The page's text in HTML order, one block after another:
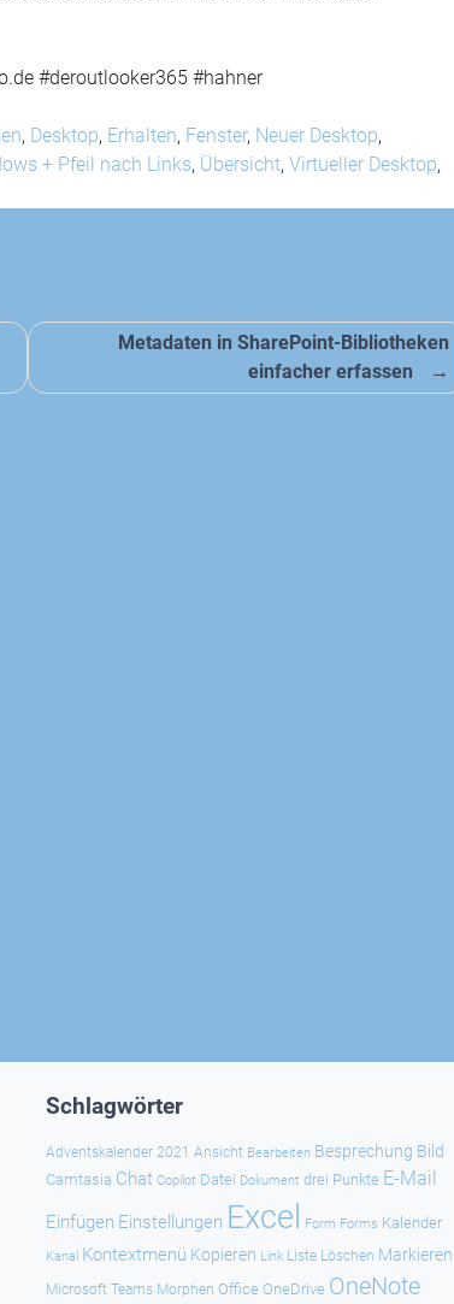
#deroutlooker365 #hahner
, Desktop, Erhalten, Fenster, Neuer Desktop,
+ Pfeil nach Links, Übersicht, Virtueller Desktop,
Metadaten in SharePoint-Bibliotheken
einfacher erfassen
Schlagwörter
Adventskalender 2021 Ansicht Bearbeiten Besprechung Bild
Camtasia Chat Copilot Datei Dokument drei Punkte E-Mail
Einfügen Einstellungen Excel Form Forms Kalender
Kanal Kontextmenü Kopieren Link Liste Löschen Markieren
Microsoft Teams Morphen Office OneDrive OneNote